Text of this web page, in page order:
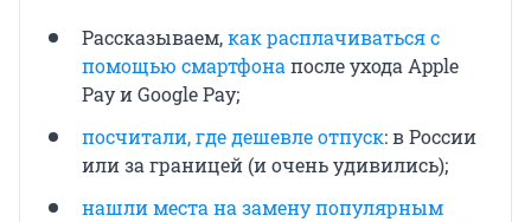
Рассказываем,как расплачиваться с
помощью смартфона после ухода Apple
Pay и Google Pay;
посчитали, где дешевле отпуск: в России
или за границей (и очень удивились);
нашли места на замену популярным